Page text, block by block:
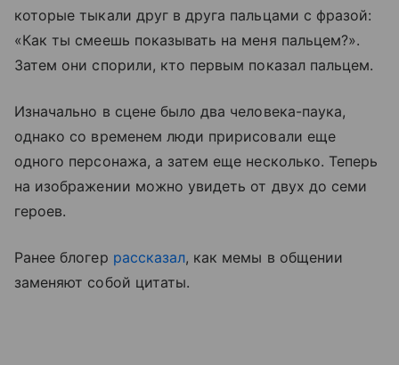
которые тыкали друг в друга пальцами с фразой:
«Как ты смеешь показывать на меня пальцем?».
Затем они спорили, кто первым показал пальцем.
Изначально в сцене было два человека-паука,
однако со временем люди пририсовали еще
одного персонажа, а затем еще несколько. Теперь
на изображении можно увидеть от двух до семи
героев.
Ранее блогер рассказал, как мемы в общении
заменяют собой цитаты.